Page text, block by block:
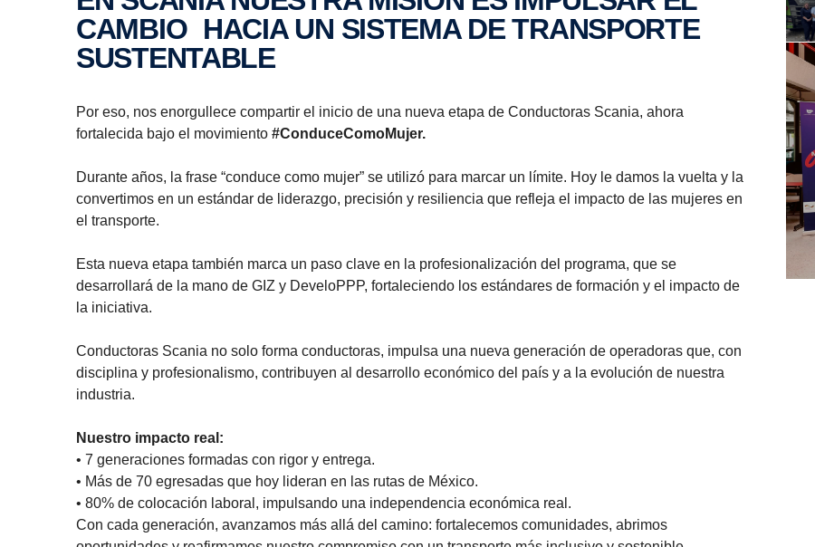
CAMBIO HACIA UN SISTEMA DE TRANSPORTE
SUSTENTABLE
Por eso, nos enorgullece compartir el inicio de una nueva etapa de Conductoras Scania, ahora
fortalecida bajo el movimiento #ConduceComoMujer.
Durante años, la frase “conduce como mujer” se utilizó para marcar un límite. Hoy le damos la vuelta y la
convertimos en un estándar de liderazgo, precisión y resiliencia que refleja el impacto de las mujeres en
el transporte.
Esta nueva etapa también marca un paso clave en la profesionalización del programa, que se
desarrollará de la mano de GIZ y DeveloPPP, fortaleciendo los estándares de formación y el impacto de
la iniciativa.
Conductoras Scania no solo forma conductoras, impulsa una nueva generación de operadoras que, con
disciplina y profesionalismo, contribuyen al desarrollo económico del país y a la evolución de nuestra
industria.
Nuestro impacto real:
• 7 generaciones formadas con rigor y entrega.
• Más de 70 egresadas que hoy lideran en las rutas de México.
• 80% de colocación laboral, impulsando una independencia económica real.
Con cada generación, avanzamos más allá del camino: fortalecemos comunidades, abrimos